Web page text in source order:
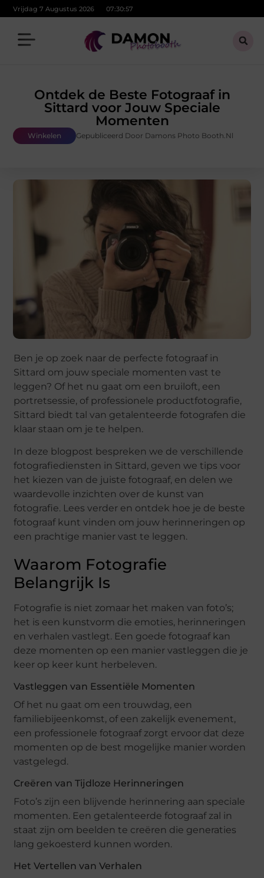
Vrijdag 7 Augustus 2026 07:30:59
Ontdek de Beste Fotograaf in
Sittard voor Jouw Speciale
Momenten
Winkelen Gepubliceerd Door Damons Photo Booth.nl
Ben je op zoek naar de perfecte fotograaf in
Sittard om jouw speciale momenten vast te
leggen? Of het nu gaat om een bruiloft, een
portretsessie, of professionele productfotografie,
Sittard biedt tal van getalenteerde fotografen die
klaar staan om je te helpen.
In deze blogpost bespreken we de verschillende
fotografiediensten in Sittard, geven we tips voor
het kiezen van de juiste fotograaf, en delen we
waardevolle inzichten over de kunst van
fotografie. Lees verder en ontdek hoe je de beste
fotograaf kunt vinden om jouw herinneringen op
een prachtige manier vast te leggen.
Waarom Fotografie
Belangrijk Is
Fotografie is niet zomaar het maken van foto’s;
het is een kunstvorm die emoties, herinneringen
en verhalen vastlegt. Een goede fotograaf kan
deze momenten op een manier vastleggen die je
keer op keer kunt herbeleven.
Vastleggen van Essentiële Momenten
Of het nu gaat om een trouwdag, een
familiebijeenkomst, of een zakelijk evenement,
een professionele fotograaf zorgt ervoor dat deze
momenten op de best mogelijke manier worden
vastgelegd.
Creëren van Tijdloze Herinneringen
Foto’s zijn een blijvende herinnering aan speciale
momenten. Een getalenteerde fotograaf zal in
staat zijn om beelden te creëren die generaties
lang gekoesterd kunnen worden.
Het Vertellen van Verhalen